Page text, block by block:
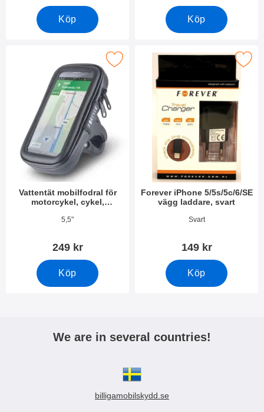
Köp Köp
Vattentät mobilfodral för
motorcykel, cykel,
5,5"
249 kr
Köp
för motorcykel, cykel, barnvagn, rullator, golfvagn
Forever iPhone 5/5s/5c/6/SE
vägg laddare, svart
Svart
149 kr
Köp
Makera forever iPhone 5/5s/5c/6/SE
We are in several countries!
billigamobilskydd.se